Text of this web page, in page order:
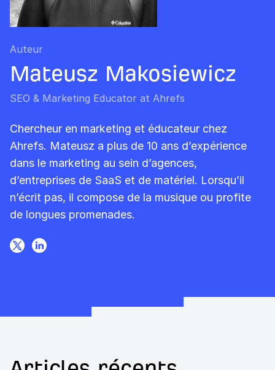
Auteur
Mateusz Makosiewicz
SEO & Marketing Educator at Ahrefs
Chercheur en marketing et éducateur chez
Ahrefs. Mateusz a plus de 10 ans d’expérience
dans le marketing au sein d’agences,
d’entreprises de SaaS et de matériel. Lorsqu’il
n’écrit pas, il compose de la musique ou profite
de longues promenades.